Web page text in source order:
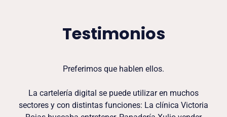
Testimonios
Preferimos que hablen ellos.
La cartelería digital se puede utilizar en muchos
sectores y con distintas funciones: La clínica Victoria